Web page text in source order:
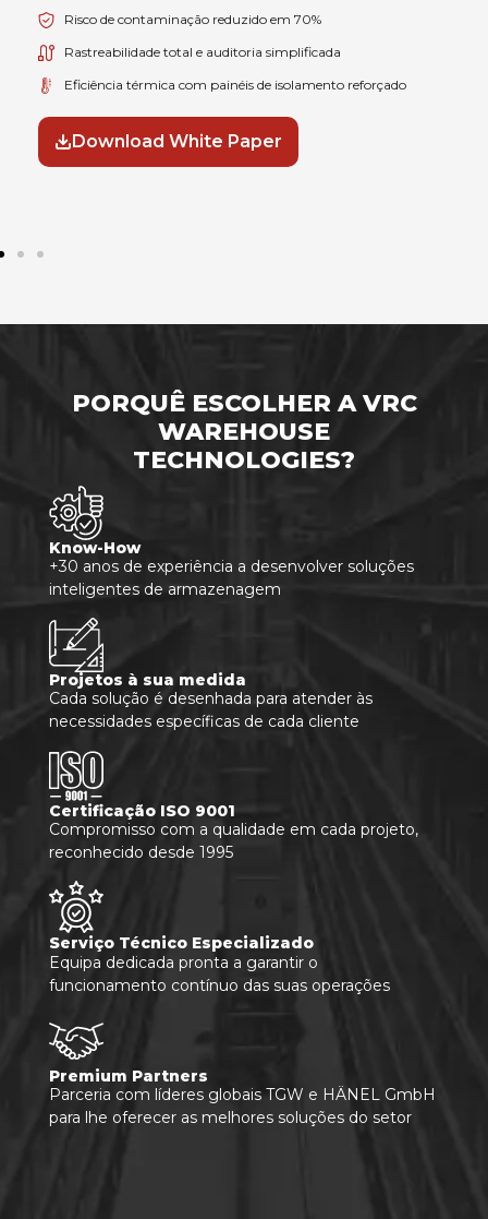
Risco de contaminação reduzido em 70%
Rastreabilidade total e auditoria simplificada
Eficiência térmica com painéis de isolamento reforçado
Download White Paper
PORQUÊ ESCOLHER A VRC
WAREHOUSE
TECHNOLOGIES?
Know-How
+30 anos de experiência a desenvolver soluções
inteligentes de armazenagem
Projetos à sua medida
Cada solução é desenhada para atender às
necessidades específicas de cada cliente
Certificação ISO 9001
Compromisso com a qualidade em cada projeto,
reconhecido desde 1995
Serviço Técnico Especializado
Equipa dedicada pronta a garantir o
funcionamento contínuo das suas operações
Premium Partners
Parceria com líderes globais TGW e HÄNEL GmbH
para lhe oferecer as melhores soluções do setor